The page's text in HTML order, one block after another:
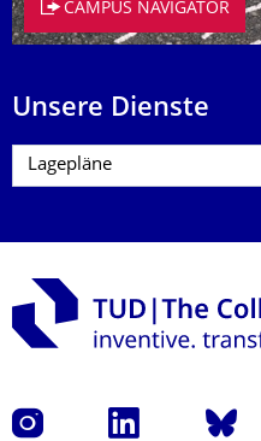
CAMPUS NAVIGATOR
Unsere Dienste
Instagram LinkedIn Bluesky